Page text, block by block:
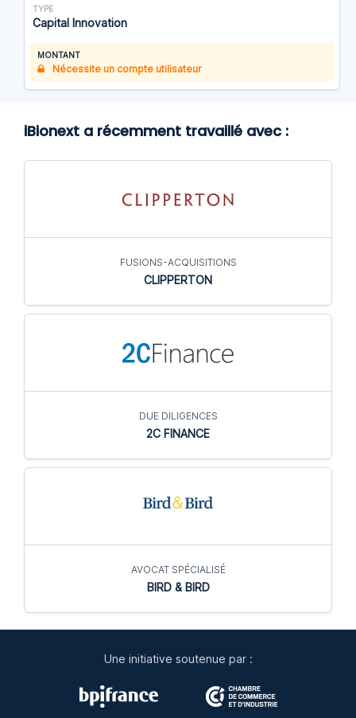
TYPE
Capital Innovation
MONTANT
Nécessite un compte utilisateur
iBionext a récemment travaillé avec :
FUSIONS-ACQUISITIONS
CLIPPERTON
DUE DILIGENCES
2C FINANCE
AVOCAT SPÉCIALISÉ
BIRD & BIRD
Une initiative soutenue par :